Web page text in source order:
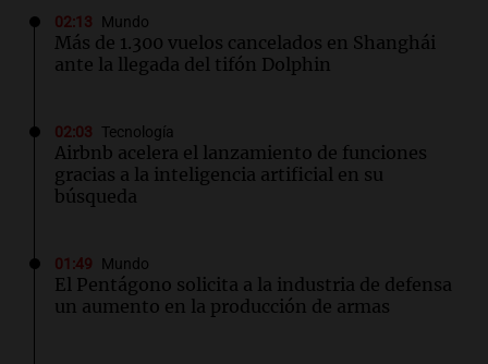
02:13 Mundo
Más de 1.300 vuelos cancelados en Shanghái
ante la llegada del tifón Dolphin
02:03 Tecnología
Airbnb acelera el lanzamiento de funciones
gracias a la inteligencia artificial en su
búsqueda
01:49 Mundo
El Pentágono solicita a la industria de defensa
un aumento en la producción de armas